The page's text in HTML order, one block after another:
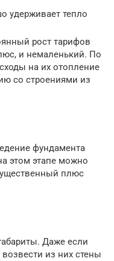
удерживает тепло
рост тарифов
и немаленький. По
на их отопление
со строениями из
фундамента
этом этапе можно
плюс
Даже если
из них стены